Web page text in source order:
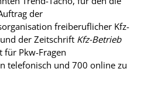
der
freiberuflicher Kfz-
und der Zeitschrift Kfz-Betrieb
für Pkw-Fragen
telefonisch und 700 online zu